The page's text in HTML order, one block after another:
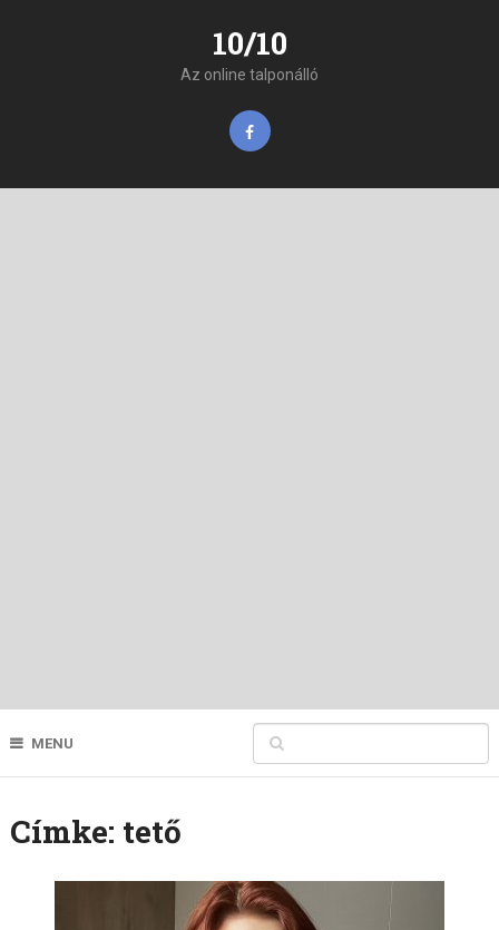
10/10
Az online talponálló
MENU
Címke: tető